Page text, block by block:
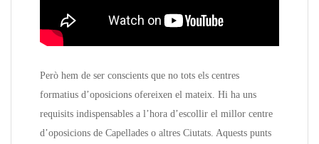
Però hem de ser conscients que no tots els centres
formatius d’oposicions ofereixen el mateix. Hi ha uns
requisits indispensables a l’hora d’escollir el millor centre
d’oposicions de Capellades o altres Ciutats. Aquests punts